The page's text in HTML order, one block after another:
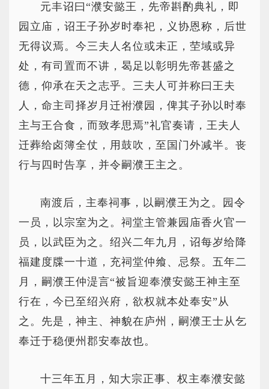
元丰诏曰“濮安懿王，先帝斟酌典礼，即
园立庙，诏王子孙岁时奉祀，义协恩称，后世
无得议焉。今三夫人名位或未正，茔域或异
处，有司置而不讲，曷足以彰明先帝甚盛之
德，仰承在天之志乎。三夫人可并称曰王夫
人，命主司择岁月迁祔濮园，俾其子孙以时奉
主与王合食，而致孝思焉”礼官奏请，王夫人
迁葬给卤簿全仗，用鼓吹，至国门外减半。丧
行与四时告享，并令嗣濮王主之。
南渡后，主奉祠事，以嗣濮王为之。园令
一员，以宗室为之。祠堂主管兼园庙香火官一
员，以武臣为之。绍兴二年九月，诏每岁给降
福建度牒一十道，充祠堂仲飨、忌祭。五年二
月，嗣濮王仲湜言“被旨迎奉濮安懿王神主至
行在，今已至绍兴府，欲权就本处奉安”从
之。先是，神主、神貌在庐州，嗣濮王士从乞
奉迁于稳便州郡安奉故也。
十三年五月，知大宗正事、权主奉濮安懿